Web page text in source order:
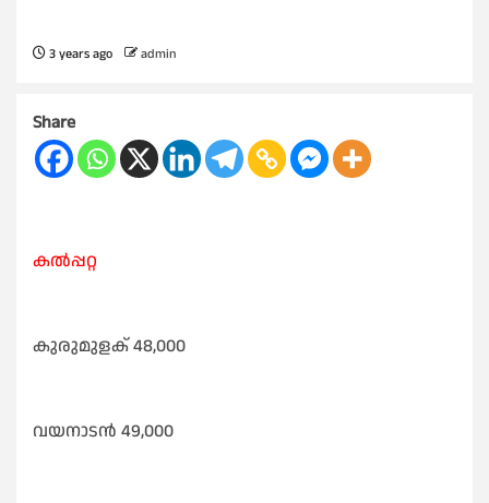
3 years ago admin
Share
കൽപ്പറ്റ
കുരുമുളക് 48,000
വയനാടൻ 49,000